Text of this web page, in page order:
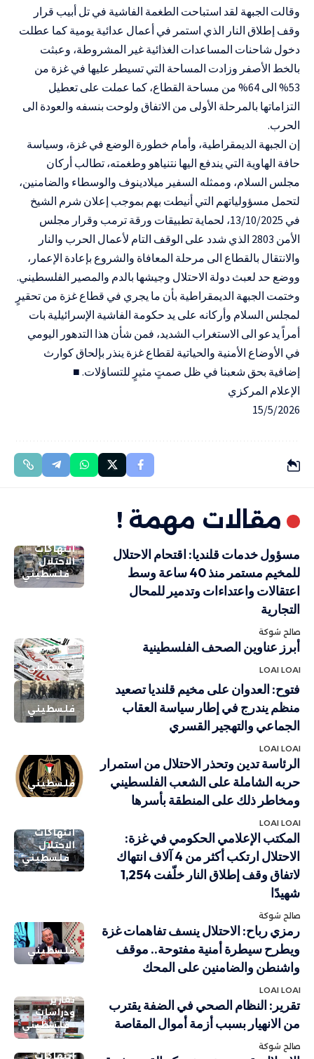
وقالت الجبهة لقد استباحت الطغمة الفاشية في تل أبيب قرار
وقف إطلاق النار الذي استمر في أعمال عدائية يومية كما عطلت
دخول شاحنات المساعدات الغذائية غير المشروطة، وعبثت
بالخط الأصفر وزادت المساحة التي تسيطر عليها في غزة من
53% الى 64% من مساحة القطاع، كما عملت على تعطيل
التزاماتها بالمرحلة الأولى من الاتفاق ولوحت بنسفه والعودة الى
الحرب.
إن الجبهة الديمقراطية، وأمام خطورة الوضع في غزة، وسياسة
حافة الهاوية التي يندفع اليها نتنياهو وطغمته، تطالب أركان
مجلس السلام، وممثله السفير ميلادينوف والوسطاء والضامنين،
لتحمل مسؤولياتهم التي أنيطت بهم بموجب إعلان شرم الشيخ
في 13/10/2025، لحماية تطبيقات ورقة ترمب وقرار مجلس
الأمن 2803 الذي شدد على الوقف التام لأعمال الحرب والنار
والانتقال بالقطاع الى مرحلة المعافاة والشروع بإعادة الإعمار،
ووضع حد لعبث دولة الاحتلال وجيشها بالدم والمصير الفلسطيني.
وختمت الجبهة الديمقراطية بأن ما يجري في قطاع غزة من تحقيرٍ
لمجلس السلام وأركانه على يد حكومة الفاشية الإسرائيلية بات
أمراً يدعو الى الاستغراب الشديد، فمن شأن هذا التدهور اليومي
في الأوضاع الأمنية والحياتية لقطاع غزة ينذر بإلحاق كوارث
إضافية بحق شعبنا في ظل صمتٍ مثيرٍ للتساؤلات. ■
الإعلام المركزي
15/5/2026
مقالات مهمة !
انتهاكات
الاحتلال
فلسطيني
مسؤول خدمات قلنديا: اقتحام الاحتلال
للمخيم مستمر منذ 40 ساعة وسط
اعتقالات واعتداءات وتدمير للمحال
التجارية
صالح شوكة
فلسطيني
أبرز عناوين الصحف الفلسطينية
LOAI LOAI
فلسطيني
فتوح: العدوان على مخيم قلنديا تصعيد
منظم يندرج في إطار سياسة العقاب
الجماعي والتهجير القسري
LOAI LOAI
فلسطيني
الرئاسة تدين وتحذر الاحتلال من استمرار
حربه الشاملة على الشعب الفلسطيني
ومخاطر ذلك على المنطقة بأسرها
LOAI LOAI
انتهاكات
الاحتلال
فلسطيني
المكتب الإعلامي الحكومي في غزة:
الاحتلال ارتكب أكثر من 4 آلاف انتهاك
لاتفاق وقف إطلاق النار خلّفت 1,254
شهيدًا
صالح شوكة
فلسطيني
رمزي رباح: الاحتلال ينسف تفاهمات غزة
ويطرح سيطرة أمنية مفتوحة.. موقف
واشنطن والضامنين على المحك
LOAI LOAI
تقارير
ودراسات
فلسطيني
تقرير: النظام الصحي في الضفة يقترب
من الانهيار بسبب أزمة أموال المقاصة
صالح شوكة
انتهاكات